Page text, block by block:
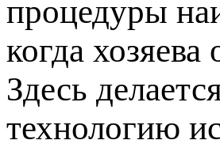
процедуры
когда
Здесь
технологию